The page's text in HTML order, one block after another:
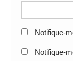
Notifique-
Notifique-